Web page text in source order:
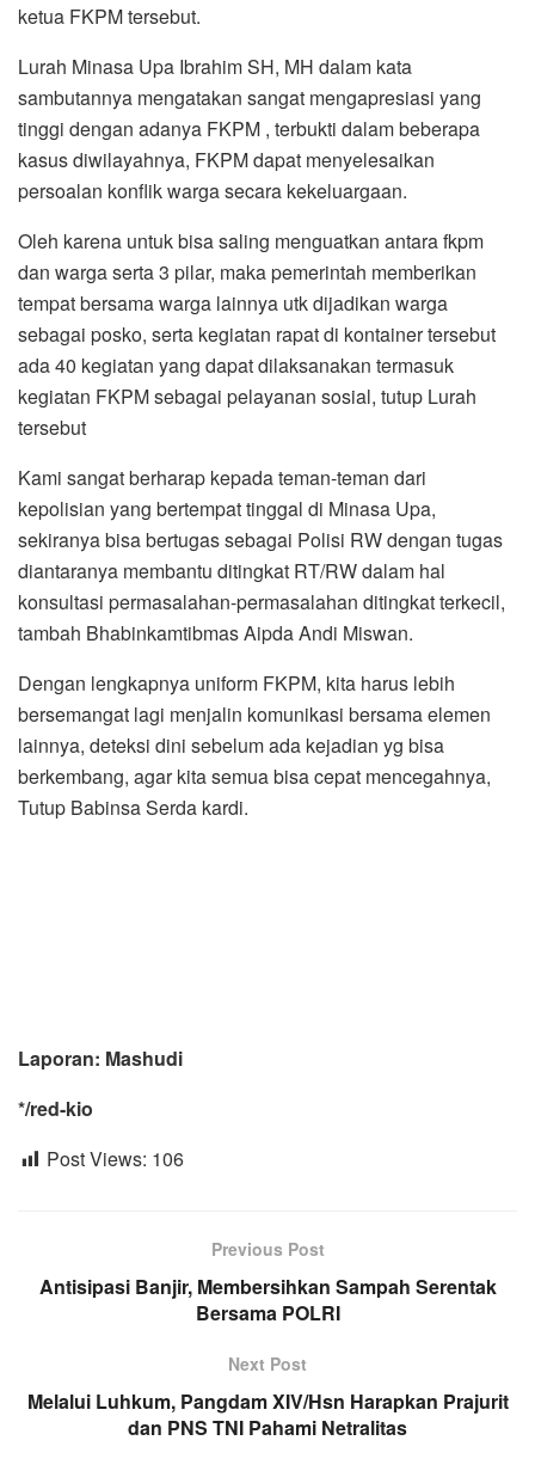
ketua FKPM tersebut.
Lurah Minasa Upa Ibrahim SH, MH dalam kata
sambutannya mengatakan sangat mengapresiasi yang
tinggi dengan adanya FKPM , terbukti dalam beberapa
kasus diwilayahnya, FKPM dapat menyelesaikan
persoalan konflik warga secara kekeluargaan.
Oleh karena untuk bisa saling menguatkan antara fkpm
dan warga serta 3 pilar, maka pemerintah memberikan
tempat bersama warga lainnya utk dijadikan warga
sebagai posko, serta kegiatan rapat di kontainer tersebut
ada 40 kegiatan yang dapat dilaksanakan termasuk
kegiatan FKPM sebagai pelayanan sosial, tutup Lurah
tersebut
Kami sangat berharap kepada teman-teman dari
kepolisian yang bertempat tinggal di Minasa Upa,
sekiranya bisa bertugas sebagai Polisi RW dengan tugas
diantaranya membantu ditingkat RT/RW dalam hal
konsultasi permasalahan-permasalahan ditingkat terkecil,
tambah Bhabinkamtibmas Aipda Andi Miswan.
Dengan lengkapnya uniform FKPM, kita harus lebih
bersemangat lagi menjalin komunikasi bersama elemen
lainnya, deteksi dini sebelum ada kejadian yg bisa
berkembang, agar kita semua bisa cepat mencegahnya,
Tutup Babinsa Serda kardi.
Laporan: Mashudi
*/red-kio
Post Views: 106
Previous Post
Antisipasi Banjir, Membersihkan Sampah Serentak
Bersama POLRI
Next Post
Melalui Luhkum, Pangdam XIV/Hsn Harapkan Prajurit
dan PNS TNI Pahami Netralitas